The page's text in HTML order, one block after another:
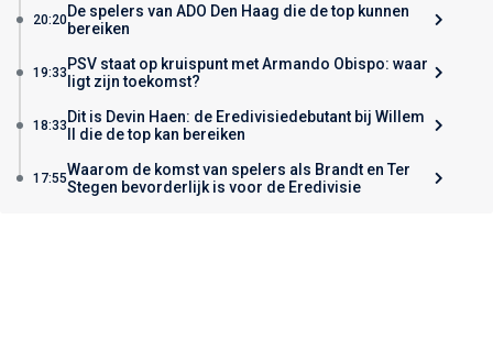
20:20De spelers van ADO Den Haag die de top kunnen
bereiken
19:33 PSV staat op kruispunt met Armando Obispo: waar
ligt zijn toekomst?
18:33 Dit is Devin Haen: de Eredivisiedebutant bij Willem
II die de top kan bereiken
17:55Waarom de komst van spelers als Brandt en Ter
Stegen bevorderlijk is voor de Eredivisie